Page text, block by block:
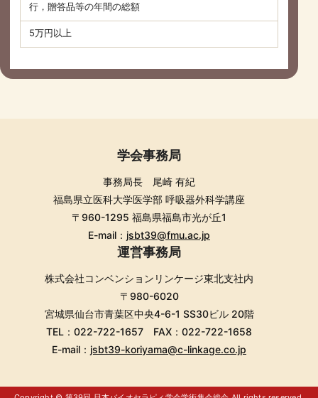
行，贈答品等の年間の総額
5万円以上
学会事務局
事務局長 尾崎 有紀
福島県立医科大学医学部 呼吸器外科学講座
〒960-1295 福島県福島市光が丘1
E-mail： jsbt39@fmu.ac.jp
運営事務局
株式会社コンベンションリンケージ東北支社内
〒980-6020
宮城県仙台市青葉区中央4-6-1 SS30ビル 20階
TEL：022-722-1657 FAX：022-722-1658
E-mail： jsbt39-koriyama@c-linkage.co.jp